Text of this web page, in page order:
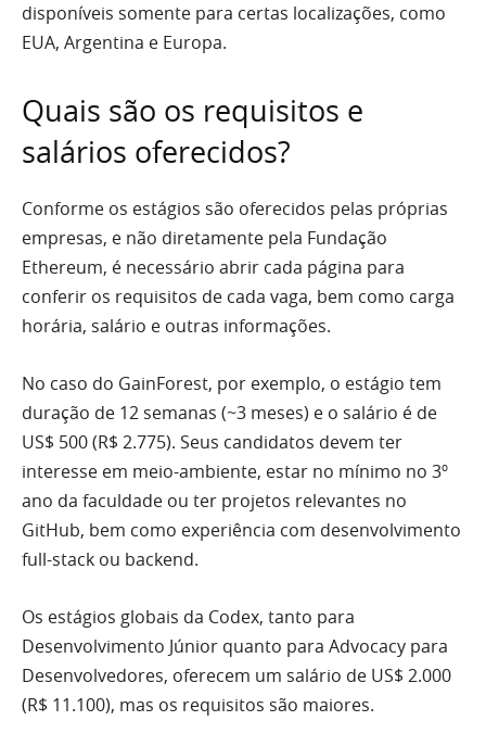
disponíveis somente para certas localizações, como
EUA, Argentina e Europa.
Quais são os requisitos e
salários oferecidos?
Conforme os estágios são oferecidos pelas próprias
empresas, e não diretamente pela Fundação
Ethereum, é necessário abrir cada página para
conferir os requisitos de cada vaga, bem como carga
horária, salário e outras informações.
No caso do GainForest, por exemplo, o estágio tem
duração de 12 semanas (~3 meses) e o salário é de
US$ 500 (R$ 2.775). Seus candidatos devem ter
interesse em meio-ambiente, estar no mínimo no 3º
ano da faculdade ou ter projetos relevantes no
GitHub, bem como experiência com desenvolvimento
full-stack ou backend.
Os estágios globais da Codex, tanto para
Desenvolvimento Júnior quanto para Advocacy para
Desenvolvedores, oferecem um salário de US$ 2.000
(R$ 11.100), mas os requisitos são maiores.